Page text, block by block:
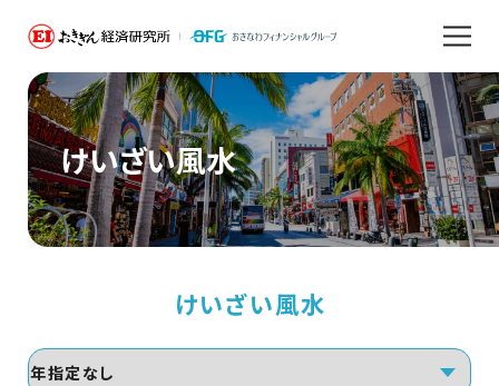
けいざい風水
けいざい風水